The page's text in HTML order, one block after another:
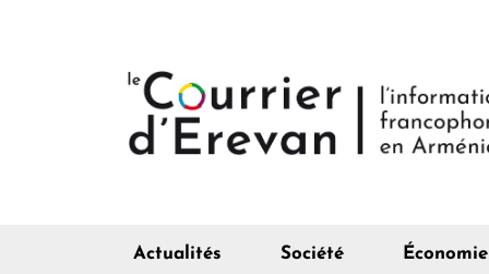
Actualités Société Économie